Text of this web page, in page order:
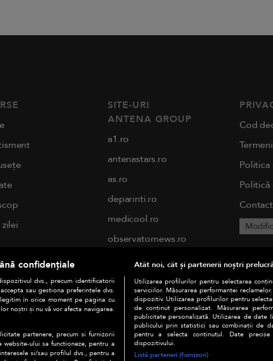
SITE-URI
ANTENA GROUP
a1.ro
antenastars.ro
as.ro
deparinti.ro
medicool.ro
observatornews.ro
spynews.ro
tvhappy.ro
useit.ro
chefi.ro
zutv.ro
Cod
Politica
Contact
confidențiale
dvs., precum identificatorii
sau gestiona preferințele dvs.
în orice moment pe pagina cu
noștri și nu vă vor afecta navigarea.
partenere, precum si furnizorii
ului sa functioneze, pentru a
si/sau profilul dvs., pentru a
Atât noi, cât și partenerii noștri
Utilizarea profilurilor pentru selectarea
serviciilor. Măsurarea performanței
dispozitiv. Utilizarea profilurilor pentru
de conținut personalizat. Măsurarea
publicitate personalizată. Utilizarea de date
publicului prin statistici sau combinații de
pentru a selecta conținutul. Date
dispozitivului.
Listă parteneri (furnizori)